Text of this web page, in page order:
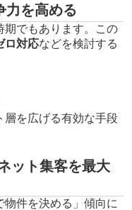
力を高める
期でもあります。この
ロ対応などを検討する
層を広げる有効な手段
ット集客を最大
物件を決める」傾向に